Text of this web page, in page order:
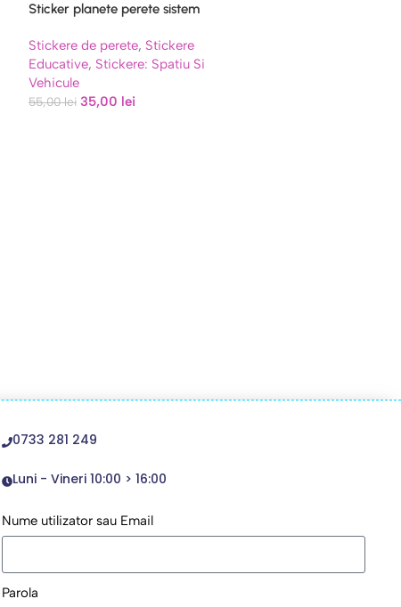
Sticker planete perete sistem
Stickere de perete, Stickere
Educative, Stickere: Spatiu Si
Vehicule
55,00lei 35,00 lei
0733 281 249
Luni - Vineri 10:00 > 16:00
Nume utilizator sau Email
Parola